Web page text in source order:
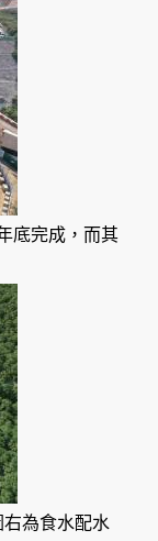
底完成，而其
為食水配水